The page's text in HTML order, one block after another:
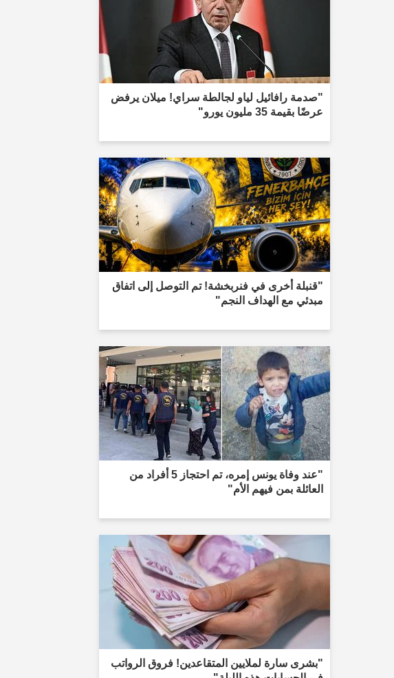
"صدمة رافائيل لياو لجالطة سراي! ميلان يرفض
عرضًا بقيمة 35 مليون يورو"
"قنبلة أخرى في فنربخشة! تم التوصل إلى اتفاق
مبدئي مع الهداف النجم"
"عند وفاة يونس إمره، تم احتجاز 5 أفراد من
العائلة بمن فيهم الأم"
"بشرى سارة لملايين المتقاعدين! فروق الرواتب